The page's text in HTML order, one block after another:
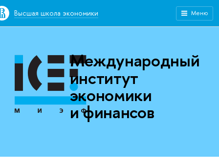
Высшая школа экономики Меню
Международный
институт
экономики
и финансов